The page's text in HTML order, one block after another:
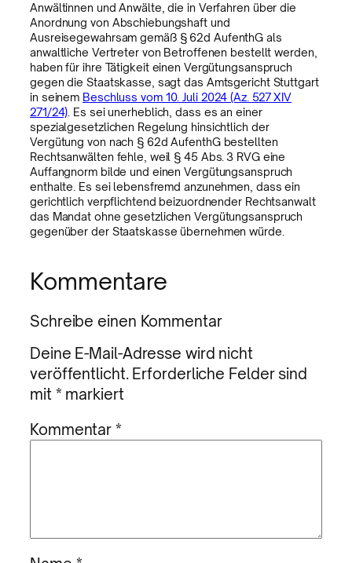
Anwältinnen und Anwälte, die in Verfahren über die
Anordnung von Abschiebungshaft und
Ausreisegewahrsam gemäß § 62d AufenthG als
anwaltliche Vertreter von Betroffenen bestellt werden,
haben für ihre Tätigkeit einen Vergütungsanspruch
gegen die Staatskasse, sagt das Amtsgericht Stuttgart
in seinem Beschluss vom 10. Juli 2024 (Az. 527 XIV
271/24) . Es sei unerheblich, dass es an einer
spezialgesetzlichen Regelung hinsichtlich der
Vergütung von nach § 62d AufenthG bestellten
Rechtsanwälten fehle, weil § 45 Abs. 3 RVG eine
Auffangnorm bilde und einen Vergütungsanspruch
enthalte. Es sei lebensfremd anzunehmen, dass ein
gerichtlich verpflichtend beizuordnender Rechtsanwalt
das Mandat ohne gesetzlichen Vergütungsanspruch
gegenüber der Staatskasse übernehmen würde.
Kommentare
Schreibe einen Kommentar
Deine E-Mail-Adresse wird nicht
veröffentlicht. Erforderliche Felder sind
mit * markiert
Kommentar*